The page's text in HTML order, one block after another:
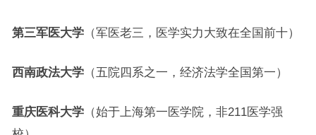
第三军医大学（军医老三，医学实力大致在全国前十）
西南政法大学（五院四系之一，经济法学全国第一）
重庆医科大学（始于上海第一医学院，非211医学强